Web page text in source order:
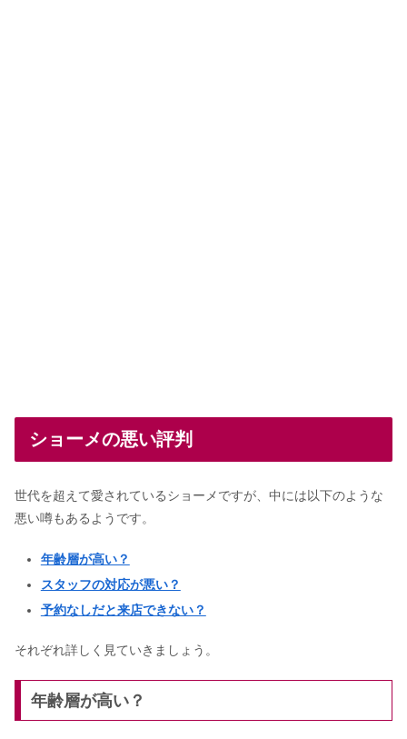
ショーメの悪い評判
世代を超えて愛されているショーメですが、中には以下のような
悪い噂もあるようです。
年齢層が高い？
スタッフの対応が悪い？
予約なしだと来店できない？
それぞれ詳しく見ていきましょう。
年齢層が高い？